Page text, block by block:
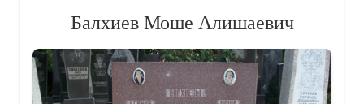
Балхиев Моше Алишаевич